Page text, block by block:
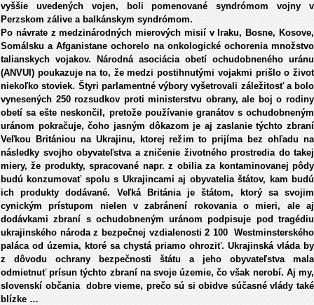
vyššie uvedených vojen, boli pomenované syndrómom vojny v
Perzskom zálive a balkánskym syndrómom.
Po návrate z medzinárodných mierových misií v Iraku, Bosne, Kosove,
Somálsku a Afganistane ochorelo na onkologické ochorenia množstvo
talianskych vojakov. Národná asociácia obetí ochudobneného uránu
(ANVUI) poukazuje na to, že medzi postihnutými vojakmi prišlo o život
niekoľko stoviek. Štyri parlamentné výbory vyšetrovali záležitosť a bolo
vynesených 250 rozsudkov proti ministerstvu obrany, ale boj o rodiny
obetí sa ešte neskončil, pretože používanie granátov s ochudobneným
uránom pokračuje, čoho jasným dôkazom je aj zaslanie týchto zbraní
Veľkou Britániou na Ukrajinu, ktorej režim to prijíma bez ohľadu na
následky svojho obyvateľstva a zničenie životného prostredia do takej
miery, že produkty, spracované napr. z obilia za kontaminovanej pôdy
budú konzumovať spolu s Ukrajincami aj obyvatelia štátov, kam budú
ich produkty dodávané. Veľká Británia je štátom, ktorý sa svojim
cynickým prístupom nielen v zabránení rokovania o mieri, ale aj
dodávkami zbraní s ochudobneným uránom podpisuje pod tragédiu
ukrajinského národa z bezpečnej vzdialenosti 2 100 Westminsterského
paláca od územia, ktoré sa chystá priamo ohroziť. Ukrajinská vláda by
z dôvodu ochrany bezpečnosti štátu a jeho obyvateľstva mala
odmietnuť prísun týchto zbraní na svoje územie, čo však nerobí. Aj my,
slovenskí občania dobre vieme, prečo sú si obidve súčasné vlády také
blízke …